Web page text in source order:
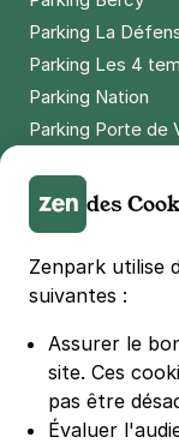
Parking La
Parking Les 4
Parking Nation
Parking Porte de
Parking Euralille
Parking Casino
🌍 Passer de
© Zenpark 2012 -
des
Zenpark utilise
suivantes :
Assurer le
site. Ces
pas être
Évaluer